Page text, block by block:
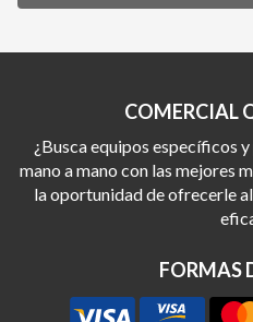
COMERCIAL
¿Busca equipos específicos
mano a mano con las mejores
la oportunidad de ofrecerle
FORMAS